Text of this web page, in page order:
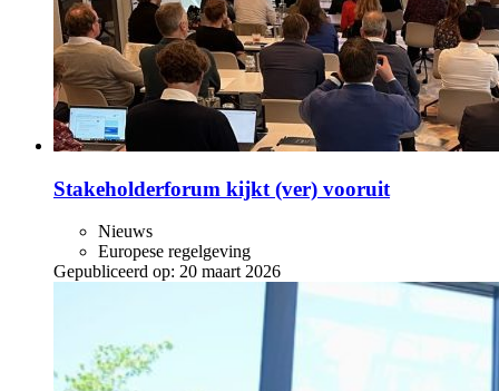
Stakeholderforum kijkt (ver) vooruit
Nieuws
Europese regelgeving
Gepubliceerd op: 20 maart 2026